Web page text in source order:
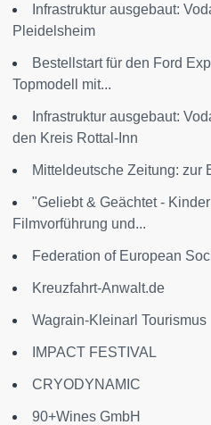
Infrastruktur ausgebaut:
Pleidelsheim
Bestellstart für den Ford
Topmodell mit...
Infrastruktur ausgebaut:
den Kreis Rottal-Inn
Mitteldeutsche Zeitung: zur
"Geliebt & Geächtet -
Filmvorführung und...
Federation of European
Kreuzfahrt-Anwalt.de
Wagrain-Kleinarl Tourismus
IMPACT FESTIVAL
CRYODYNAMIC
90+Wines GmbH